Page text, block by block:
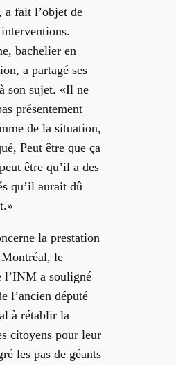
a fait l’objet de
bachelier en
a partagé ses
son sujet. «Il ne
présentement
de la situation,
Peut être que ça
être qu’il a des
qu’il aurait dû
la prestation
le
l’INM a souligné
l’ancien député
à rétablir la
citoyens pour leur
les pas de géants